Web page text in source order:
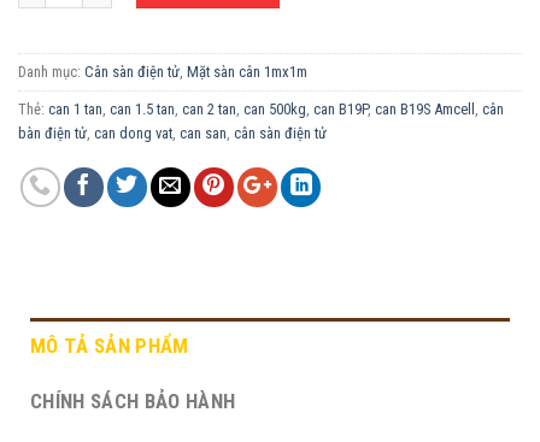
Danh mục: Cân sàn điện tử, Mặt sàn cân 1mx1m
Thẻ: can 1 tan, can 1.5 tan, can 2 tan, can 500kg, can B19P, can B19S Amcell , cân
bàn điện tử, can dong vat, can san, cân sàn điện tử
MÔ TẢ SẢN PHẨM
CHÍNH SÁCH BẢO HÀNH